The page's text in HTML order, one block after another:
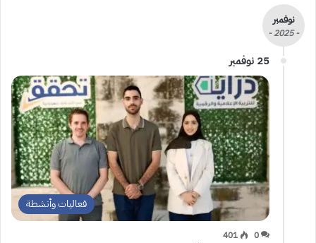
نوفمبر
- 2025 -
25 نوفمبر
فعاليات وأنشطة
0
401